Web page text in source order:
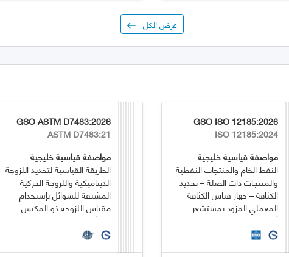
عرض الكل
GSO ISO 12185:2026
ISO 12185:2024
مواصفة قياسية خليجية
النفط الخام والمنتجات النفطية
والمنتجات ذات الصلة – تحديد
الكثافة – جهاز قياس الكثافة
المعملي المزود بمستشعر
متذبذب
GSO ASTM D7483:2026
ASTM D7483:21
مواصفة قياسية خليجية
الطريقة القياسية لتحديد اللزوجة
الديناميكية واللزوجة الحركية
المشتقة للسوائل بإستخدام
مقياس اللزوجة ذو المكبس
المتأرجح